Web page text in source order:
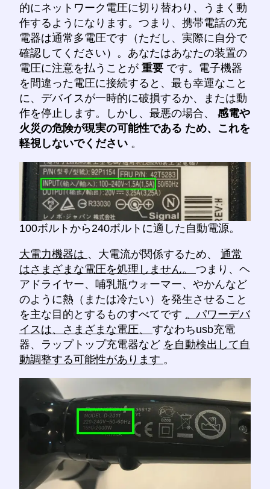
的にネットワーク電圧に切り替わり、うまく動
作するようになります。つまり、携帯電話の充
電器は通常多電圧です（ただし、実際に自分で
確認してください）。あなたはあなたの装置の
電圧に注意を払うことが 重要 です。電子機器
を間違った電圧に接続すると、最も幸運なこと
に、デバイスが一時的に破損するか、または動
作を停止します。しかし、最悪の場合、 感電や
火災の危険が現実の可能性である ため、これを
軽視しないでください 。
100ボルトから240ボルトに適した自動電源。
大電力機器は 、大電流が関係するため、 通常
はさまざまな電圧を処理しません。 つまり、ヘ
アドライヤー、哺乳瓶ウォーマー、やかんなど
のように熱（または冷たい）を発生させること
を主な目的とするものすべてです 。パワーデバ
イスは、さまざまな電圧、 すなわちusb充電
器、ラップトップ充電器など を自動検出して自
動調整する可能性があります 。